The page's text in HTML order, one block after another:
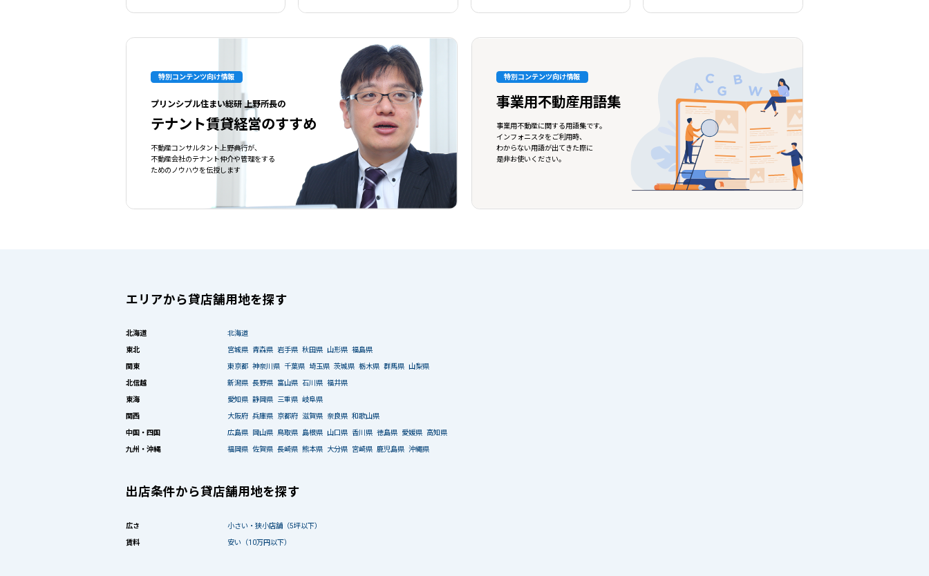
特別コンテンツ向け情報
プリンシプル住まい総研 上野所長の
テナント賃貸経営のすすめ
不動産コンサルタント上野典行が、
不動産会社のテナント仲介や管理をする
ためのノウハウを伝授します
特別コンテンツ向け情報
事業用不動産用語集
事業用不動産に関する用語集です。
インフォニスタをご利用時、
わからない用語が出てきた際に
是非お使いください。
エリアから貸店舗用地を探す
北海道 北海道
東北 宮城県 青森県 岩手県 秋田県 山形県 福島県
関東 東京都 神奈川県 千葉県 埼玉県 茨城県 栃木県 群馬県 山梨県
北信越 新潟県 長野県 富山県 石川県 福井県
東海 愛知県 静岡県 三重県 岐阜県
関西 大阪府 兵庫県 京都府 滋賀県 奈良県 和歌山県
中国・四国 広島県 岡山県 鳥取県 島根県 山口県 香川県 徳島県 愛媛県 高知県
九州・沖縄 福岡県 佐賀県 長崎県 熊本県 大分県 宮崎県 鹿児島県 沖縄県
出店条件から貸店舗用地を探す
広さ 小さい・狭小店舗（5坪以下）
賃料 安い（10万円以下）